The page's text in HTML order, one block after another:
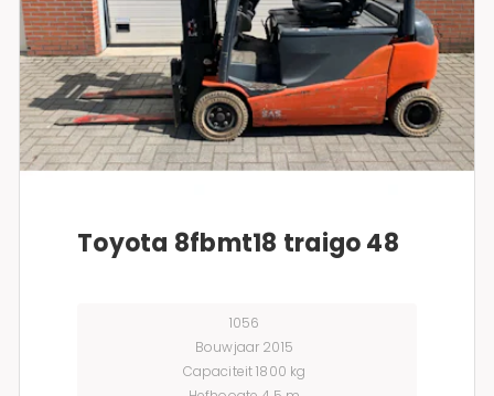
Toyota 8fbmt18 traigo 48
1056
Bouwjaar 2015
Capaciteit 1800 kg